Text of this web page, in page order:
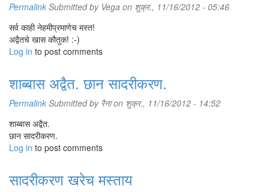
Permalink Submitted by Vega on शुक्र., 11/16/2012 - 05:46
सर्व काही नेहमीप्रमाणेच मस्त!
अद्वैतचे खास कौतुक! :-)
Log in to post comments
शाब्बास अद्वैत. छान सादरीकरण.
Permalink Submitted by रैनाon शुक्र., 11/16/2012 - 14:52
शाब्बास अद्वैत.
छान सादरीकरण.
Log in to post comments
सादरीकरण खरेच मस्ताय